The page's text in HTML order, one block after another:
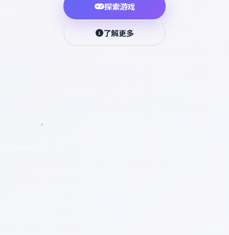
探索游戏
了解更多